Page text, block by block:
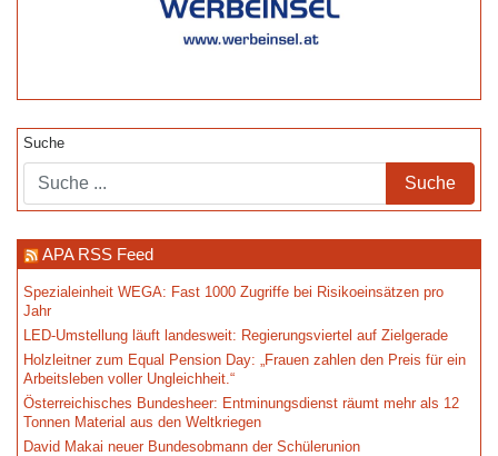
Suche
APA RSS Feed
Spezialeinheit WEGA: Fast 1000 Zugriffe bei Risikoeinsätzen pro
Jahr
LED-Umstellung läuft landesweit: Regierungsviertel auf Zielgerade
Holzleitner zum Equal Pension Day: „Frauen zahlen den Preis für ein
Arbeitsleben voller Ungleichheit.“
Österreichisches Bundesheer: Entminungsdienst räumt mehr als 12
Tonnen Material aus den Weltkriegen
David Makai neuer Bundesobmann der Schülerunion